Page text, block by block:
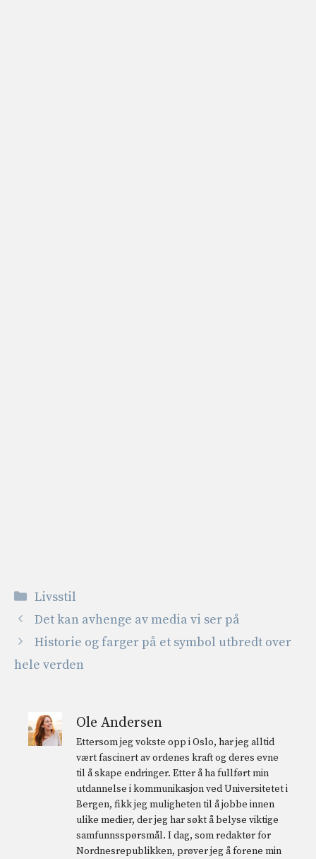
Kategorier
Livsstil
Det kan avhenge av media vi ser på
Historie og farger på et symbol utbredt over
hele verden
Ole Andersen
Ettersom jeg vokste opp i Oslo, har jeg alltid
vært fascinert av ordenes kraft og deres evne
til å skape endringer. Etter å ha fullført min
utdannelse i kommunikasjon ved Universitetet i
Bergen, fikk jeg muligheten til å jobbe innen
ulike medier, der jeg har søkt å belyse viktige
samfunnsspørsmål. I dag, som redaktør for
Nordnesrepublikken, prøver jeg å forene min